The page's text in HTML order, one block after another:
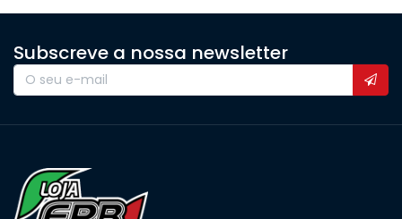
Subscreve a nossa newsletter